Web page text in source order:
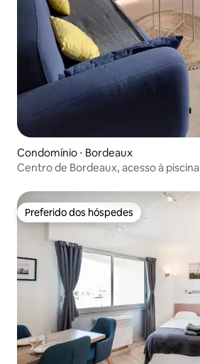
Condomínio ⋅ Bordeaux
Centro de Bordeaux, acesso à piscina
Preferido dos hóspedes
Preferido dos hóspedes